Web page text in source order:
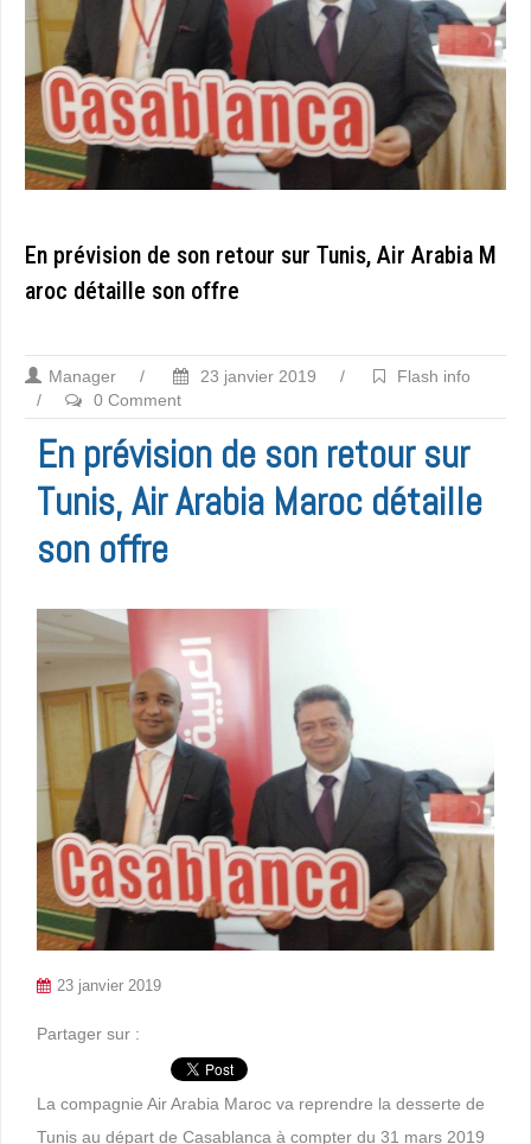
En prévision de son retour sur Tunis, Air Arabia M
aroc détaille son offre
Manager / 23 janvier 2019 /
Flash info
/
0 Comment
En prévision de son retour sur
Tunis, Air Arabia Maroc détaille
son offre
23 janvier 2019
Partager sur :
La compagnie Air Arabia Maroc va reprendre la desserte de
Tunis au départ de Casablanca à compter du 31 mars 2019